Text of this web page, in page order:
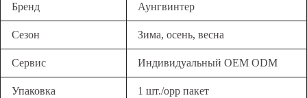
Бренд Аунгвинтер
Сезон Зима, осень, весна
Сервис Индивидуальный OEM ODM
Упаковка 1 шт./opp пакет